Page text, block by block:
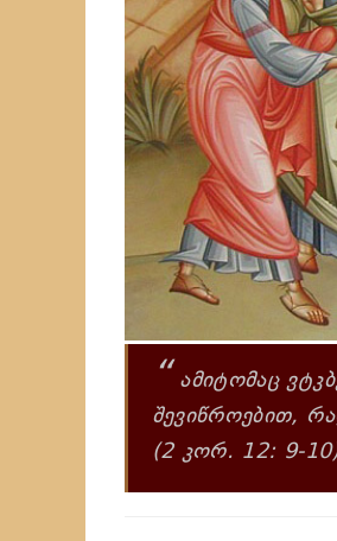
“ ამიტომაც
შევიწროებით,
(2 კორ. 12: 9-